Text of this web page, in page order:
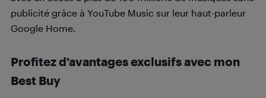
publicité grâce à YouTube Music sur leur haut-parleur
Google Home.
Profitez d’avantages exclusifs avec mon
Best Buy